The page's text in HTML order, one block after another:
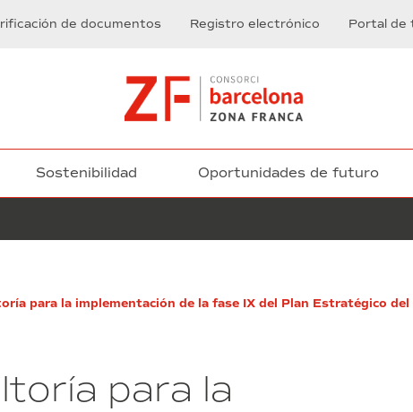
de documentos Registro electrónico Portal de
Sostenibilidad Oportunidades de futuro
para la implementación de la fase IX del Plan Estratégico
para la
de
reparación
de